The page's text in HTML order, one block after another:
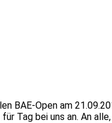
BAE-Open am
Tag bei uns an. An